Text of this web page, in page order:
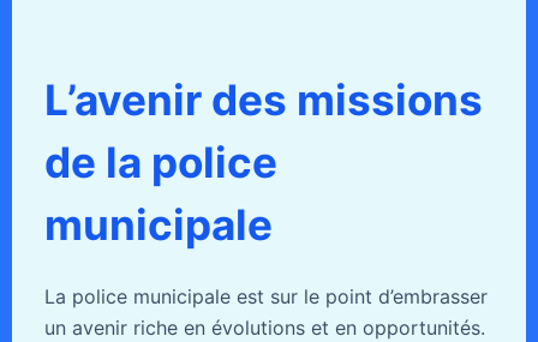
L’avenir des missions
de la police
municipale
La police municipale est sur le point d’embrasser
un avenir riche en évolutions et en opportunités.